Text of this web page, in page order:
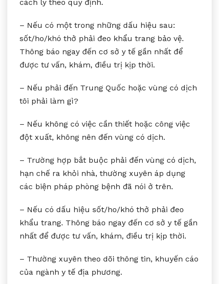
cách ly theo quy định.
– Nếu có một trong những dấu hiệu sau:
sốt/ho/khó thở phải đeo khẩu trang bảo vệ.
Thông báo ngay đến cơ sở y tế gần nhất để
được tư vấn, khám, điều trị kịp thời.
– Nếu phải đến Trung Quốc hoặc vùng có dịch
tôi phải làm gì?
– Nếu không có việc cần thiết hoặc công việc
đột xuất, không nên đến vùng có dịch.
– Trường hợp bắt buộc phải đến vùng có dịch,
hạn chế ra khỏi nhà, thường xuyên áp dụng
các biện pháp phòng bệnh đã nói ở trên.
– Nếu có dấu hiệu sốt/ho/khó thở phải đeo
khẩu trang. Thông báo ngay đến cơ sở y tế gần
nhất để được tư vấn, khám, điều trị kịp thời.
– Thường xuyên theo dõi thông tin, khuyến cáo
của ngành y tế địa phương.